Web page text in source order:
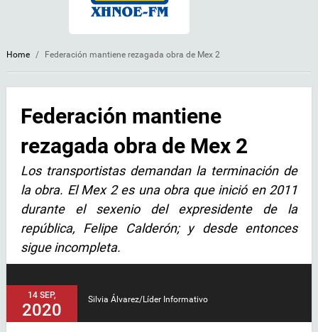
Home / Federación mantiene rezagada obra de Mex 2
Federación mantiene
rezagada obra de Mex 2
Los transportistas demandan la terminación de
la obra. El Mex 2 es una obra que inició en 2011
durante el sexenio del expresidente de la
república, Felipe Calderón; y desde entonces
sigue incompleta.
14 SEP,
2020
Silvia Álvarez/Líder Informativo